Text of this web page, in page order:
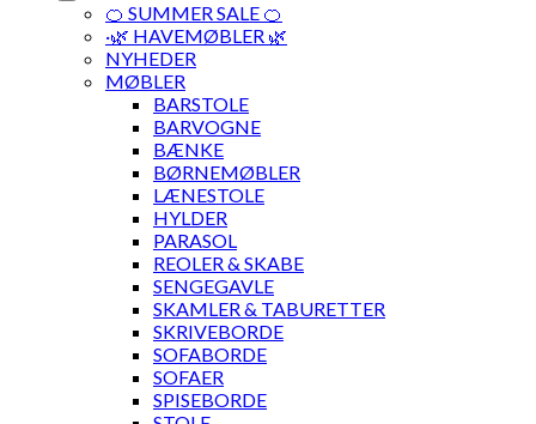
🍊 SUMMER SALE 🍊
·🌿 HAVEMØBLER 🌿
NYHEDER
MØBLER
BARSTOLE
BARVOGNE
BÆNKE
BØRNEMØBLER
LÆNESTOLE
HYLDER
PARASOL
REOLER & SKABE
SENGEGAVLE
SKAMLER & TABURETTER
SKRIVEBORDE
SOFABORDE
SOFAER
SPISEBORDE